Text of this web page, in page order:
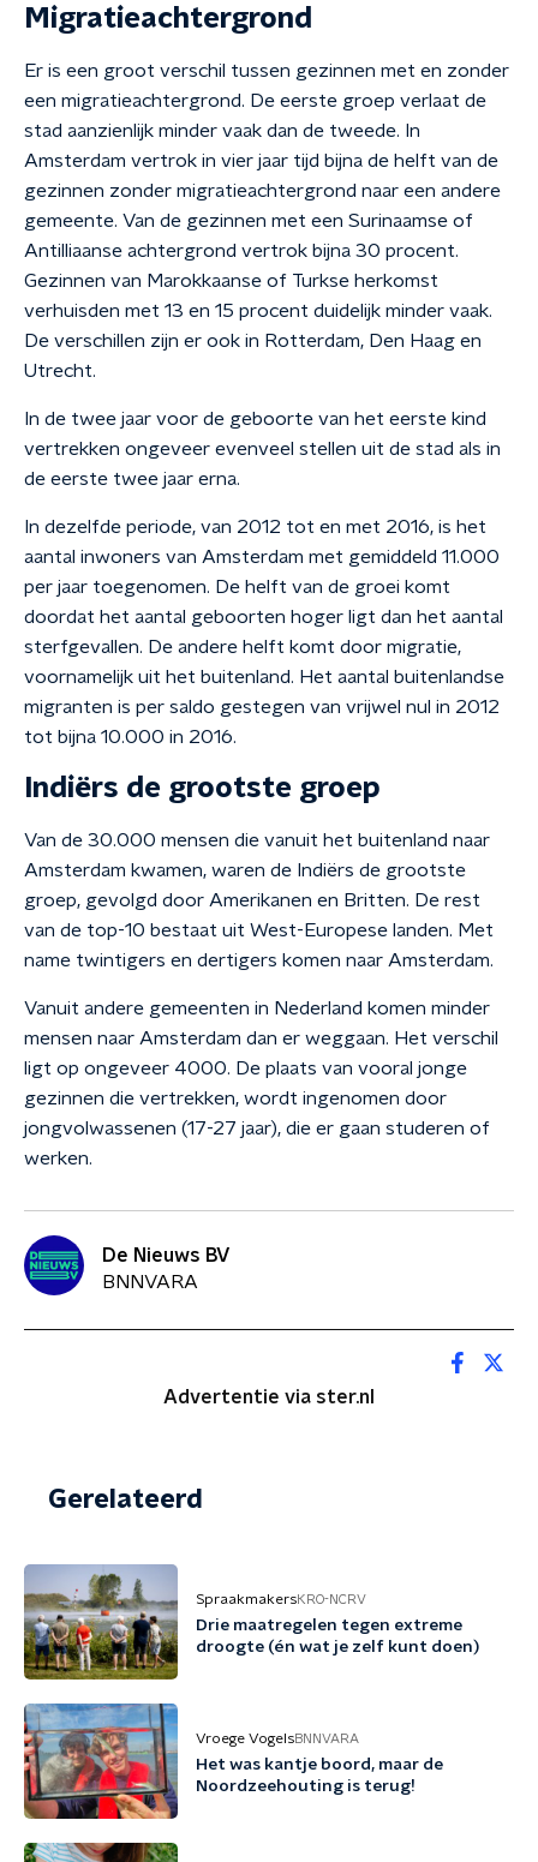
Migratieachtergrond
Er is een groot verschil tussen gezinnen met en zonder
een migratieachtergrond. De eerste groep verlaat de
stad aanzienlijk minder vaak dan de tweede. In
Amsterdam vertrok in vier jaar tijd bijna de helft van de
gezinnen zonder migratieachtergrond naar een andere
gemeente. Van de gezinnen met een Surinaamse of
Antilliaanse achtergrond vertrok bijna 30 procent.
Gezinnen van Marokkaanse of Turkse herkomst
verhuisden met 13 en 15 procent duidelijk minder vaak.
De verschillen zijn er ook in Rotterdam, Den Haag en
Utrecht.
In de twee jaar voor de geboorte van het eerste kind
vertrekken ongeveer evenveel stellen uit de stad als in
de eerste twee jaar erna.
In dezelfde periode, van 2012 tot en met 2016, is het
aantal inwoners van Amsterdam met gemiddeld 11.000
per jaar toegenomen. De helft van de groei komt
doordat het aantal geboorten hoger ligt dan het aantal
sterfgevallen. De andere helft komt door migratie,
voornamelijk uit het buitenland. Het aantal buitenlandse
migranten is per saldo gestegen van vrijwel nul in 2012
tot bijna 10.000 in 2016.
Indiërs de grootste groep
Van de 30.000 mensen die vanuit het buitenland naar
Amsterdam kwamen, waren de Indiërs de grootste
groep, gevolgd door Amerikanen en Britten. De rest
van de top-10 bestaat uit West-Europese landen. Met
name twintigers en dertigers komen naar Amsterdam.
Vanuit andere gemeenten in Nederland komen minder
mensen naar Amsterdam dan er weggaan. Het verschil
ligt op ongeveer 4000. De plaats van vooral jonge
gezinnen die vertrekken, wordt ingenomen door
jongvolwassenen (17-27 jaar), die er gaan studeren of
werken.
De Nieuws BV
BNNVARA
Advertentie via ster.nl
Gerelateerd
SpraakmakersKRO-NCRV
Drie maatregelen tegen extreme
droogte (én wat je zelf kunt doen)
Vroege VogelsBNNVARA
Het was kantje boord, maar de
Noordzeehouting is terug!